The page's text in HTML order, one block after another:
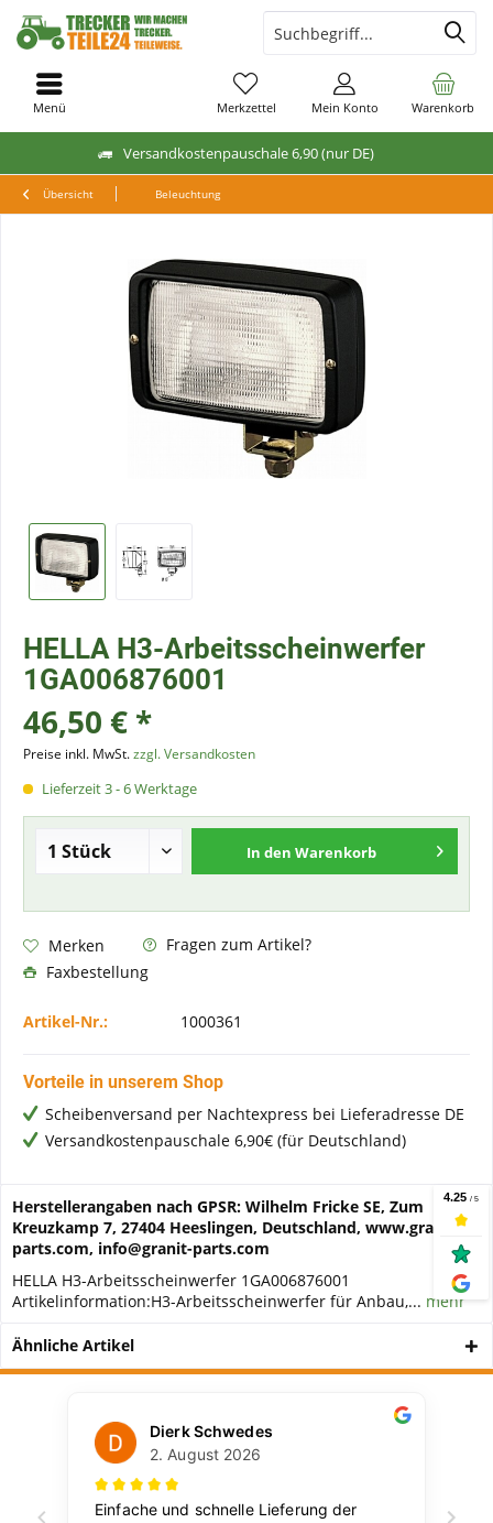
Versandkostenpauschale 6,90 (nur DE)
Warenkorb
Merkzettel Mein Konto
Menü
Übersicht Beleuchtung
HELLA H3-Arbeitsscheinwerfer
1GA006876001
46,50 € *
Preise inkl. MwSt.zzgl. Versandkosten
Lieferzeit 3 - 6 Werktage
In den Warenkorb
Merken
Fragen zum Artikel?
Faxbestellung
Artikel-Nr.: 1000361
Vorteile in unserem Shop
Scheibenversand per Nachtexpress bei Lieferadresse DE
Versandkostenpauschale 6,90€ (für Deutschland)
Herstellerangaben nach GPSR: Wilhelm Fricke SE, Zum
Kreuzkamp 7, 27404 Heeslingen, Deutschland, www.granit-
parts.com, info@granit-parts.com
HELLA H3-Arbeitsscheinwerfer 1GA006876001
Artikelinformation:H3-Arbeitsscheinwerfer für Anbau,... mehr
Ähnliche Artikel